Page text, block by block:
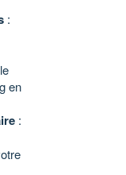
:
en
: